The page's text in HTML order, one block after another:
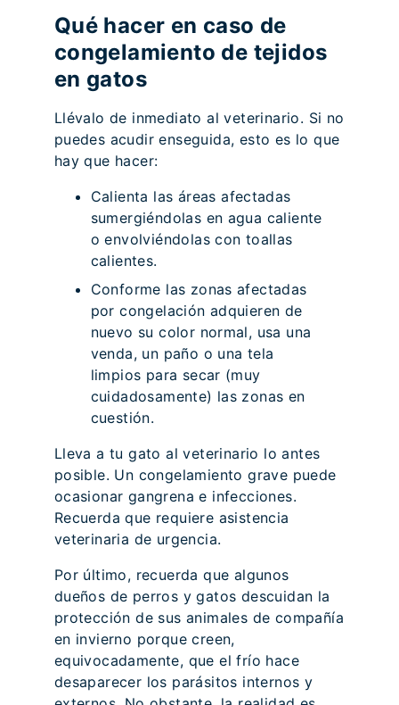
Qué hacer en caso de
congelamiento de tejidos
en gatos
Llévalo de inmediato al veterinario. Si no
puedes acudir enseguida, esto es lo que
hay que hacer:
Calienta las áreas afectadas
sumergiéndolas en agua caliente
o envolviéndolas con toallas
calientes.
Conforme las zonas afectadas
por congelación adquieren de
nuevo su color normal, usa una
venda, un paño o una tela
limpios para secar (muy
cuidadosamente) las zonas en
cuestión.
Lleva a tu gato al veterinario lo antes
posible. Un congelamiento grave puede
ocasionar gangrena e infecciones.
Recuerda que requiere asistencia
veterinaria de urgencia.
Por último, recuerda que algunos
dueños de perros y gatos descuidan la
protección de sus animales de compañía
en invierno porque creen,
equivocadamente, que el frío hace
desaparecer los parásitos internos y